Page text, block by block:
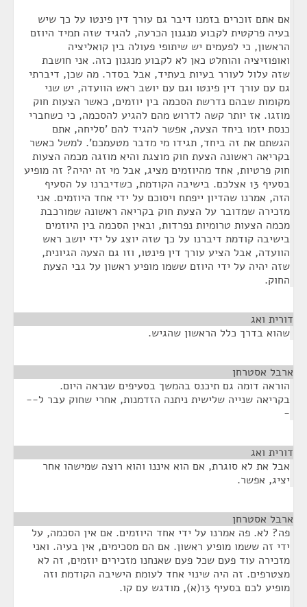
אם אתם זוכרים בזמנו דיבר גם עורך דין פינטו על כך שיש
בעיה פרקטית לקבוע מנגנון הכרעה, להגיד שזה תמיד היוזם
הראשון, כי לפעמים יש שיתופי פעולה בין קואליציה
ואופוזיציה והוחלט כאן לא לקבוע מנגנון כזה. אני חושבת
שזה עלול לעורר בעיות בעתיד, אבל בסדר. מה שכן, דיברתי
גם עם עורך דין פינטו וגם עם יושב ראש הוועדה, יש שני
מקומות שבהם נדרשת הסכמה בין יוזמים, כאשר הצעות חוק
מוזגו. אז יותר קשה לדרוש מהם להגיע להסכמה, כי כשחברי
כנסת יזמו ביחד הצעה, אפשר להגיד להם 'סליחה, אתם
הגשתם את זה ביחד, תגידו מי מדבר מטעמכם'. למשל כאשר
בקריאה ראשונה הצעת חוק מוצגת והיא מוזגה מכמה הצעות
חוק פרטיות, אחד מהיוזמים מציג, אבל מי זה יהיה? זה מופיע
בסעיף 13 אצלכם. בישיבה הקודמת, כשדיברנו על הסעיף
הזה, אמרנו שהדיון ייפתח ויסוכם על ידי אחד היוזמים. אני
מזכירה שמדובר על הצעת חוק בקריאה ראשונה שמורכבת
מכמה הצעות טרומיות נפרדות, ובאין הסכמה בין היוזמים
בישיבה קודמת דיברנו על כך שזה יוצג על ידי יושב ראש
הוועדה, אבל הציע עורך דין פינטו, וזו גם הצעה הגיונית,
שזה יהיה על ידי היוזם ששמו מופיע ראשון על גבי הצעת
החוק.
דורית ואג
שהוא בדרך כלל הראשון שהגיש.
ארבל אסטרחן
הוראה דומה גם תיכנס בהמשך בסעיפים שנראה היום.
בקריאה שנייה שלישית ניתנה הזדמנות, אחרי שחוק עבר ל--
-
דורית ואג
אבל את לא סוגרת, אם הוא איננו והוא רוצה שמישהו אחר
יציג, אפשר.
ארבל אסטרחן
פה? לא. פה אמרנו על ידי אחד היוזמים. אם אין הסכמה, על
ידי זה ששמו מופיע ראשון. אם הם מסכימים, אין בעיה. ואני
מזכירה עוד פעם שכל פעם שאנחנו מזכירים יוזמים, זה לא
מצטרפים. זה היה שינוי אחד לעומת הישיבה הקודמת וזה
מופיע לכם בסעיף 13(א), מודגש עם קו.